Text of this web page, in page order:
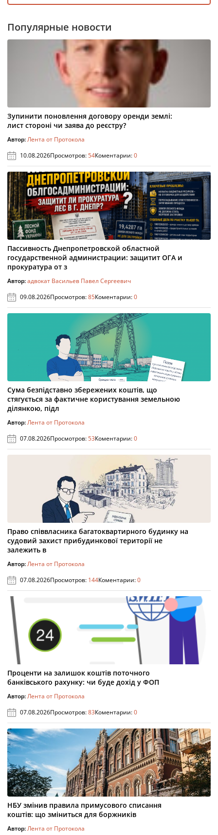
Популярные новости
Зупинити поновлення договору оренди землі:
лист стороні чи заява до реєстру?
Автор:Лента от Протокола
10.08.2026Просмотров:54Коментарии:0
Пассивность Днепропетровской областной
государственной администрации: защитит ОГА и
прокуратура от з
Автор:адвокат Васильев Павел Сергеевич
09.08.2026Просмотров:85Коментарии:0
Сума безпідставно збережених коштів, що
стягується за фактичне користування земельною
ділянкою, підл
Автор:Лента от Протокола
07.08.2026Просмотров:53Коментарии:0
Право співвласника багатоквартирного будинку на
судовий захист прибудинкової території не
залежить в
Автор:Лента от Протокола
07.08.2026Просмотров: 144Коментарии:0
Проценти на залишок коштів поточного
банківського рахунку: чи буде дохід у ФОП
Автор:Лента от Протокола
07.08.2026Просмотров:83Коментарии:0
НБУ змінив правила примусового списання
коштів: що зміниться для боржників
Автор:Лента от Протокола